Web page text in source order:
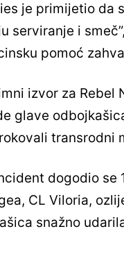
je primijetio da
serviranje i
pomoć
izvor za Rebel
glave
transrodni
dogodio se
CL Viloria,
snažno